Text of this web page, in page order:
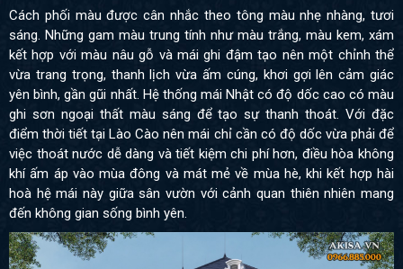
Cách phối màu được cân nhắc theo tông màu nhẹ nhàng, tươi
sáng. Những gam màu trung tính như màu trắng, màu kem, xám
kết hợp với màu nâu gỗ và mái ghi đậm tạo nên một chỉnh thể
vừa trang trọng, thanh lịch vừa ấm cúng, khơi gợi lên cảm giác
yên bình, gần gũi nhất. Hệ thống mái Nhật có độ dốc cao có màu
ghi sơn ngoại thất màu sáng để tạo sự thanh thoát. Với đặc
điểm thời tiết tại Lào Cào nên mái chỉ cần có độ dốc vừa phải để
việc thoát nước dễ dàng và tiết kiệm chi phí hơn, điều hòa không
khí ấm áp vào mùa đông và mát mẻ về mùa hè, khi kết hợp hài
hoà hệ mái này giữa sân vườn với cảnh quan thiên nhiên mang
đến không gian sống bình yên.